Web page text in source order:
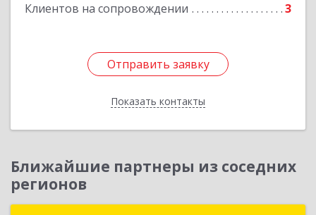
Клиентов на сопровождении 3
Отправить заявку
Показать контакты
Отправить заявку
Назад
Ближайшие партнеры из соседних
регионов